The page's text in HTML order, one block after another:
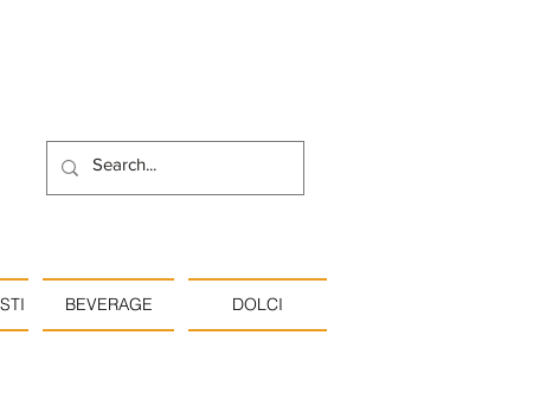
BEVERAGE DOLCI